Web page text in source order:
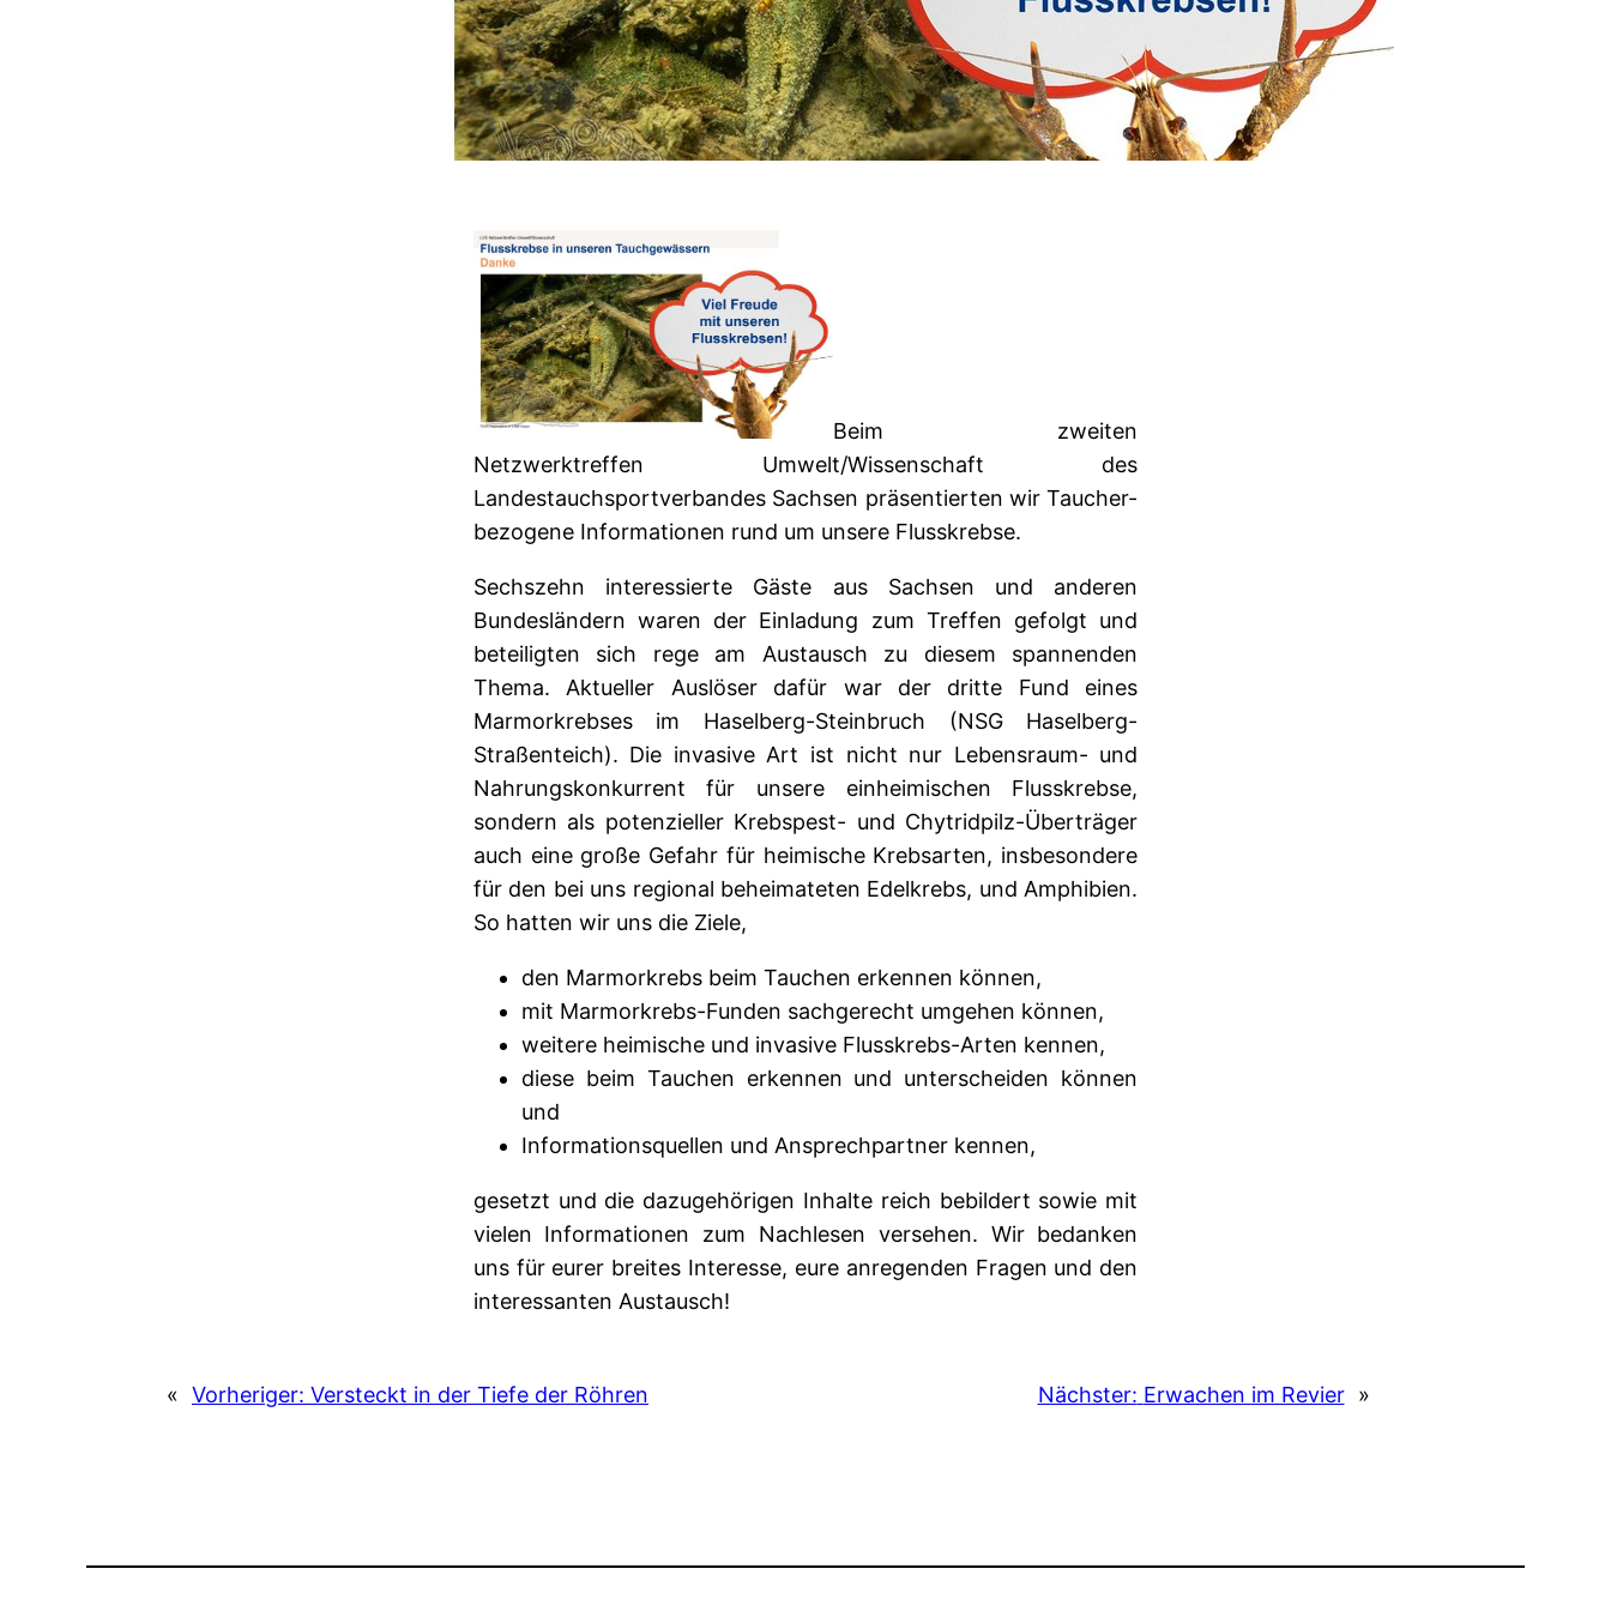
Beim zweiten
Netzwerktreffen Umwelt/Wissenschaft des
Landestauchsportverbandes Sachsen präsentierten wir Taucher-
bezogene Informationen rund um unsere Flusskrebse.
Sechszehn interessierte Gäste aus Sachsen und anderen
Bundesländern waren der Einladung zum Treffen gefolgt und
beteiligten sich rege am Austausch zu diesem spannenden
Thema. Aktueller Auslöser dafür war der dritte Fund eines
Marmorkrebses im Haselberg-Steinbruch (NSG Haselberg-
Straßenteich). Die invasive Art ist nicht nur Lebensraum- und
Nahrungskonkurrent für unsere einheimischen Flusskrebse,
sondern als potenzieller Krebspest- und Chytridpilz-Überträger
auch eine große Gefahr für heimische Krebsarten, insbesondere
für den bei uns regional beheimateten Edelkrebs, und Amphibien.
So hatten wir uns die Ziele,
den Marmorkrebs beim Tauchen erkennen können,
mit Marmorkrebs-Funden sachgerecht umgehen können,
weitere heimische und invasive Flusskrebs-Arten kennen,
diese beim Tauchen erkennen und unterscheiden können
und
Informationsquellen und Ansprechpartner kennen,
gesetzt und die dazugehörigen Inhalte reich bebildert sowie mit
vielen Informationen zum Nachlesen versehen. Wir bedanken
uns für eurer breites Interesse, eure anregenden Fragen und den
interessanten Austausch!
« Vorheriger: Versteckt in der Tiefe der Röhren Nächster: Erwachen im Revier »